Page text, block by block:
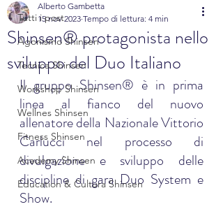
Tutti i post
Agonismo Shinsen
Tecnica Shinsen
Workshop Shinsen
Wellnes Shinsen
Fitness Shinsen
Academy Shinsen
Education & Cultura Shinsen
Shinsen® protagonista nello
sviluppo del Duo Italiano
Alberto Gambetta
15 nov 2023 Tempo di lettura: 4 min
Il gruppo Shinsen® è in prima
linea al fianco del nuovo
allenatore della Nazionale Vittorio
Carlucci nel processo di
divulgazione e sviluppo delle
discipline di gara Duo System e
Show.